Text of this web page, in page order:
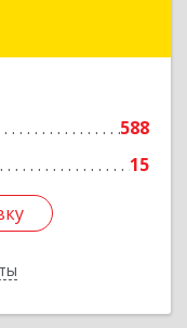
588
15
р-н,